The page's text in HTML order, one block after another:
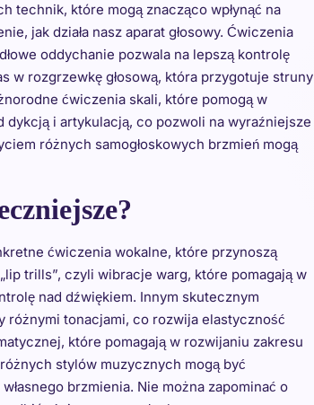
technik, które mogą znacząco wpłynąć na
jak działa nasz aparat głosowy. Ćwiczenia
oddychanie pozwala na lepszą kontrolę
w rozgrzewkę głosową, która przygotuje struny
ćwiczenia skali, które pomogą w
dykcją i artykulacją, co pozwoli na wyraźniejsze
różnych samogłoskowych brzmień mogą
ćwiczenia wokalne, które przynoszą
trills”, czyli wibracje warg, które pomagają w
nad dźwiękiem. Innym skutecznym
różnymi tonacjami, co rozwija elastyczność
które pomagają w rozwijaniu zakresu
stylów muzycznych mogą być
brzmienia. Nie można zapominać o